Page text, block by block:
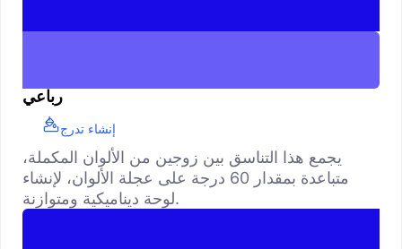
رباعي
إنشاء تدرج
يجمع هذا التناسق بين زوجين من الألوان المكملة،
متباعدة بمقدار 60 درجة على عجلة الألوان، لإنشاء
لوحة ديناميكية ومتوازنة.